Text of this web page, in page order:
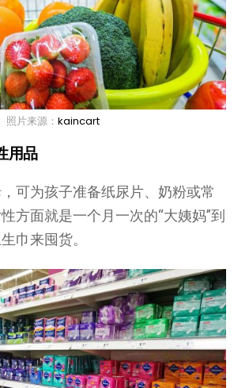
照片来源： kaincart
用品
可为孩子准备纸尿片、奶粉或常
方面就是一个月一次的“大姨妈”到
巾来囤货。